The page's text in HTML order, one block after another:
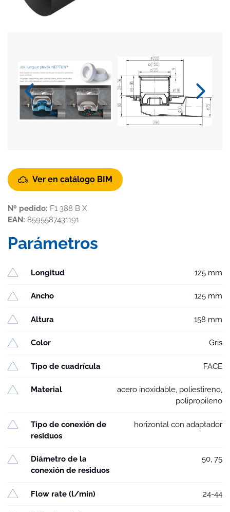
Ver en catálogo BIM
Nº pedido: F1 388 B X
EAN: 8595587431191
Parámetros
Longitud 125 mm
Ancho 125 mm
Altura 158 mm
Color Gris
Tipo de cuadrícula FACE
Material
acero inoxidable, poliestireno,
polipropileno
Tipo de conexión de
residuos
horizontal con adaptador
Diámetro de la
conexión de residuos
50, 75
Flow rate (l/min) 24-44